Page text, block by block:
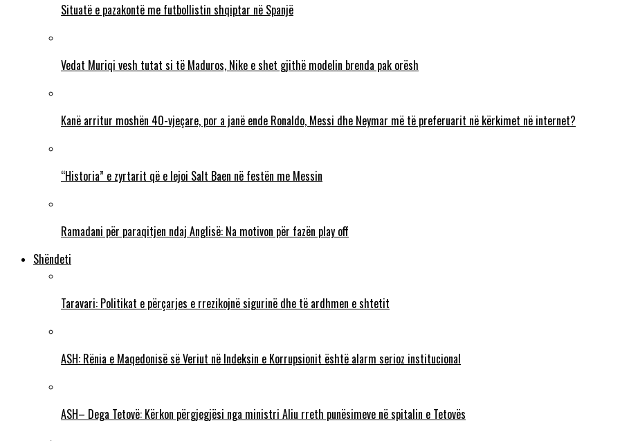
Situatë e pazakontë me futbollistin shqiptar në Spanjë
Vedat Muriqi vesh tutat si të Maduros, Nike e shet gjithë modelin brenda pak orësh
Kanë arritur moshën 40-vjeçare, por a janë ende Ronaldo, Messi dhe Neymar më të preferuarit në kërkimet në internet?
“Historia” e zyrtarit që e lejoi Salt Baen në festën me Messin
Ramadani për paraqitjen ndaj Anglisë: Na motivon për fazën play off
Shëndeti
Taravari: Politikat e përçarjes e rrezikojnë sigurinë dhe të ardhmen e shtetit
ASH: Rënia e Maqedonisë së Veriut në Indeksin e Korrupsionit është alarm serioz institucional
ASH– Dega Tetovë: Kërkon përgjegjësi nga ministri Aliu rreth punësimeve në spitalin e Tetovës